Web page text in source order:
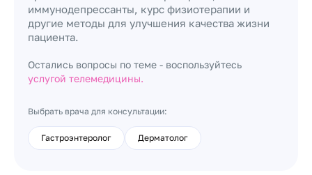
иммунодепрессанты, курс физиотерапии и
другие методы для улучшения качества жизни
пациента.
Остались вопросы по теме - воспользуйтесь
услугой телемедицины.
Выбрать врача для консультации:
Гастроэнтеролог Дерматолог